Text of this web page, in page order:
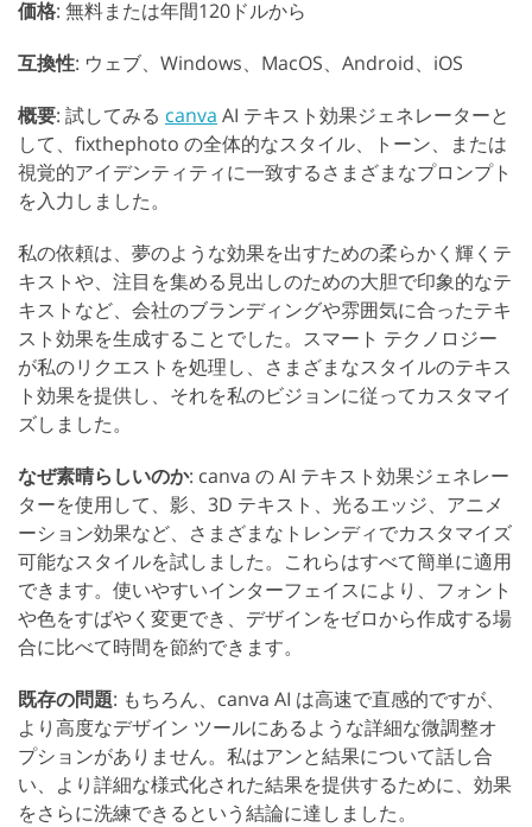
価格: 無料または年間120ドルから
互換性: ウェブ、Windows、MacOS、Android、iOS
概要: 試してみる canva AI テキスト効果ジェネレーターと
して、fixthephoto の全体的なスタイル、トーン、または
視覚的アイデンティティに一致するさまざまなプロンプト
を入力しました。
私の依頼は、夢のような効果を出すための柔らかく輝くテ
キストや、注目を集める見出しのための大胆で印象的なテ
キストなど、会社のブランディングや雰囲気に合ったテキ
スト効果を生成することでした。スマート テクノロジー
が私のリクエストを処理し、さまざまなスタイルのテキス
ト効果を提供し、それを私のビジョンに従ってカスタマイ
ズしました。
なぜ素晴らしいのか: canva の AI テキスト効果ジェネレー
ターを使用して、影、3D テキスト、光るエッジ、アニメ
ーション効果など、さまざまなトレンディでカスタマイズ
可能なスタイルを試しました。これらはすべて簡単に適用
できます。使いやすいインターフェイスにより、フォント
や色をすばやく変更でき、デザインをゼロから作成する場
合に比べて時間を節約できます。
既存の問題: もちろん、canva AI は高速で直感的ですが、
より高度なデザイン ツールにあるような詳細な微調整オ
プションがありません。私はアンと結果について話し合
い、より詳細な様式化された結果を提供するために、効果
をさらに洗練できるという結論に達しました。